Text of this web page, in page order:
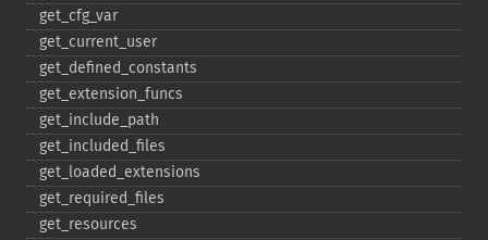
get_​cfg_​var
get_​current_​user
get_​defined_​constants
get_​extension_​funcs
get_​include_​path
get_​included_​files
get_​loaded_​extensions
get_​required_​files
get_​resources